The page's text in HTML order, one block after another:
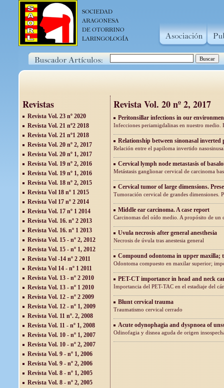
Revistas
Revista Vol. 23 nº 2020
Revista Vol. 21 nº2 2018
Revista Vol. 21 nº1 2018
Revista Vol. 20 nº 2, 2017
Revista Vol. 20 nº 1, 2017
Revista Vol. 19 nº 2, 2016
Revista Vol. 19 nº 1, 2016
Revista Vol. 18 nº 2, 2015
Revista Vol 18 nº 1 2015
Revista Vol 17 nº 2 2014
Revista Vol. 17 nº 1 2014
Revista Vol. 16. nº 2 2013
Revista Vol. 16. nº 1 2013
Revista Vol. 15 - nº 2, 2012
Revista Vol. 15 - nº 1, 2012
Revista Vol -14 nº 2 2011
Revista Vol 14 - nº 1 2011
Revista Vol. 13 - nº 2 2010
Revista Vol. 13 - nº 1 2010
Revista Vol. 12 - nº 2 2009
Revista Vol. 12 - nº 1, 2009
Revista Vol. 11 nº. 2, 2008
Revista Vol. 11 - nº 1, 2008
Revista Vol. 10 - nº 1, 2007
Revista Vol. 10 - nº 2, 2007
Revista Vol. 9 - nº 1, 2006
Revista Vol. 9 - nº 2, 2006
Revista Vol. 8 - nº 1, 2005
Revista Vol. 8 - nº 2, 2005
Revista Vol. 20 nº 2, 2017
Peritonsillar infections in our
Infecciones periamigdalinas en nuestro
Relationship between sinonasal
Relación entre el papiloma invertido
Cervical lymph node metastasis of
Metástasis ganglionar cervical de carcinoma
Cervical tumor of large dimensions.
Tumoración cervical de grandes dimensiones.
Middle ear carcinoma. A case report
Carcinomas del oído medio. A propósito de un
Uvula necrosis after general anesthesia
Necrosis de úvula tras anestesia general
Compound odontoma in upper maxilla;
Odontoma compuesto en maxilar superior;
PET-CT importance in head and neck
Importancia del PET-TAC en el estadiaje del
Blunt cervical trauma
Traumatismo cervical cerrado
Acute odynophagia and dyspnoea of
Odinofagia y disnea aguda de origen